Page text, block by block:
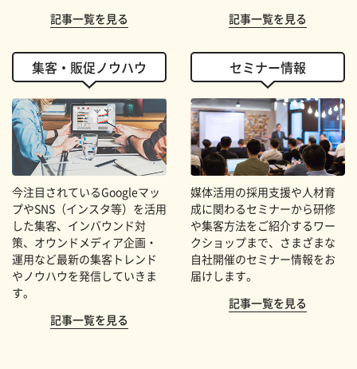
記事一覧を見る
記事一覧を見る
集客・販促ノウハウ
今注目されているGoogleマッ
プやSNS（インスタ等）を活用
した集客、インバウンド対
策、オウンドメディア企画・
運用など最新の集客トレンド
やノウハウを発信していきま
す。
記事一覧を見る
セミナー情報
媒体活用の採用支援や人材育
成に関わるセミナーから研修
や集客方法をご紹介するワー
クショップまで、さまざまな
自社開催のセミナー情報をお
届けします。
記事一覧を見る